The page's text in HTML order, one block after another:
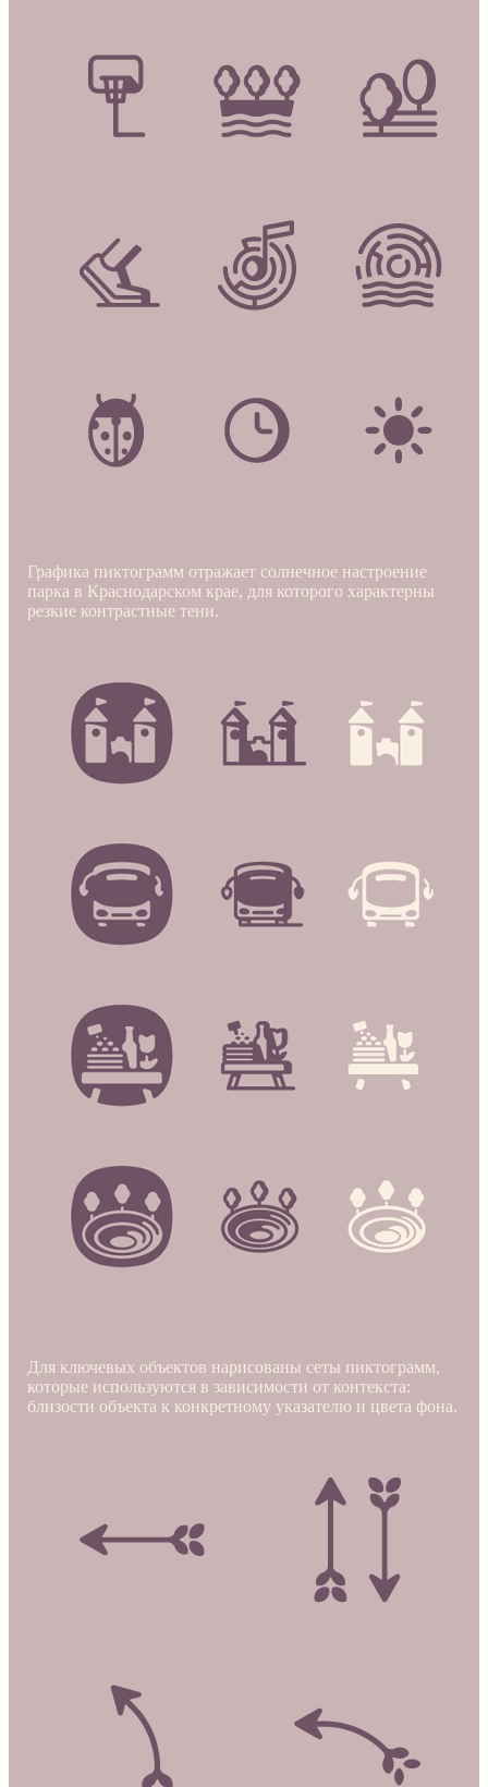
Графика пиктограмм отражает солнечное настроение
парка в Краснодарском крае, для которого характерны
резкие контрастные тени.
Для ключевых объектов нарисованы сеты пиктограмм,
которые используются в зависимости от контекста:
близости объекта к конкретному указателю и цвета фона.